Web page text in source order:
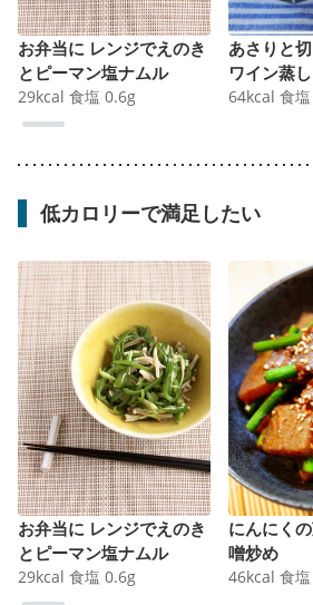
お弁当に レンジでえのき
とピーマン塩ナムル
29kcal 食塩 0.6g
あさりと
ワイン蒸
ノ風
64kcal 食塩
低カロリーで満足したい
お弁当に レンジでえのき
とピーマン塩ナムル
29kcal 食塩 0.6g
にんにく
噌炒め
46kcal 食塩